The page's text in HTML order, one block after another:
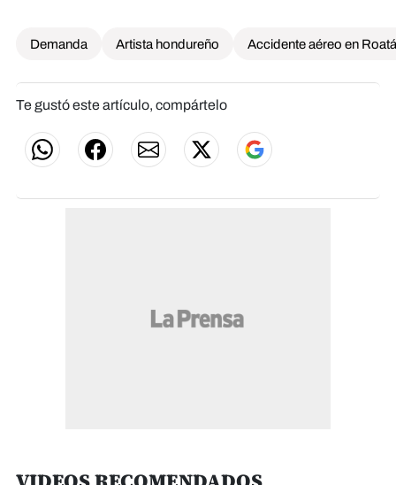
Demanda Artista hondureño Accidente aéreo en
Te gustó este artículo, compártelo